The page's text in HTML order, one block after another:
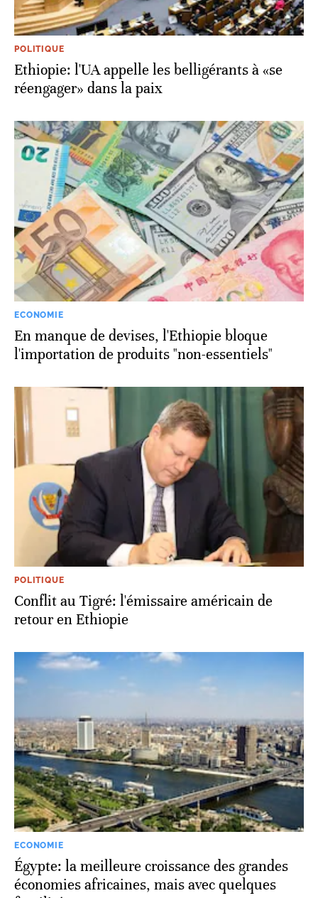
POLITIQUE
Ethiopie: l'UA appelle les belligérants à «se
réengager» dans la paix
ECONOMIE
En manque de devises, l'Ethiopie bloque
l'importation de produits "non-essentiels"
POLITIQUE
Conflit au Tigré: l'émissaire américain de
retour en Ethiopie
ECONOMIE
Égypte: la meilleure croissance des grandes
économies africaines, mais avec quelques